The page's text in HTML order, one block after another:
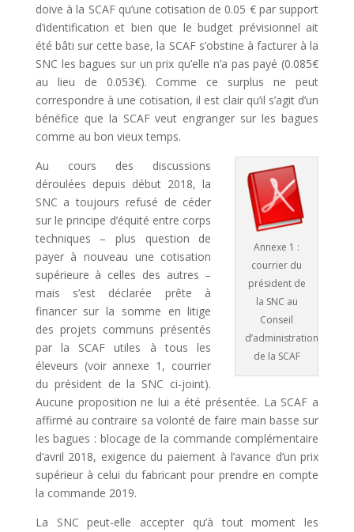
doive à la SCAF qu’une cotisation de 0.05 € par support
d’identification et bien que le budget prévisionnel ait
été bâti sur cette base, la SCAF s’obstine à facturer à la
SNC les bagues sur un prix qu’elle n’a pas payé (0.085€
au lieu de 0.053€). Comme ce surplus ne peut
correspondre à une cotisation, il est clair qu’il s’agit d’un
bénéfice que la SCAF veut engranger sur les bagues
comme au bon vieux temps.
Annexe 1 :
courrier du
président de
la SNC au
Conseil
d’administration
de la SCAF
Au cours des discussions
déroulées depuis début 2018, la
SNC a toujours refusé de céder
sur le principe d’équité entre corps
techniques – plus question de
payer à nouveau une cotisation
supérieure à celles des autres –
mais s’est déclarée prête à
financer sur la somme en litige
des projets communs présentés
par la SCAF utiles à tous les
éleveurs (voir annexe 1, courrier
du président de la SNC ci-joint).
Aucune proposition ne lui a été présentée. La SCAF a
affirmé au contraire sa volonté de faire main basse sur
les bagues : blocage de la commande complémentaire
d’avril 2018, exigence du paiement à l’avance d’un prix
supérieur à celui du fabricant pour prendre en compte
la commande 2019.
La SNC peut-elle accepter qu’à tout moment les